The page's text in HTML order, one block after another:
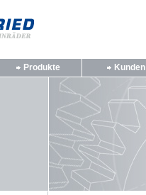
Produkte Kunden